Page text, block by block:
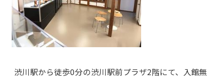
渋川駅から徒歩0分の渋川駅前プラザ2階にて、入館無